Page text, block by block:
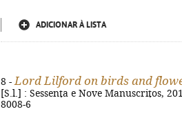
ADICIONAR À LISTA
8 - Lord Lilford on birds and
[S.l.] : Sessenta e Nove Manuscritos,
8008-6